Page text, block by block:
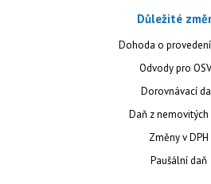
Důležité
Dohoda o
Odvody pro
Dorovnávací
Daň z nemovitých
Změny v DPH
Paušální daň